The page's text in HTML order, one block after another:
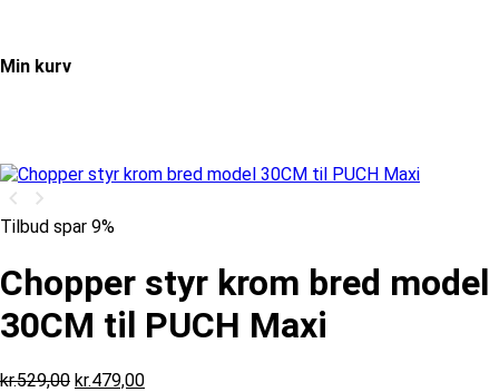
Min kurv
Tilbud spar 9%
Chopper styr krom bred model
30CM til PUCH Maxi
kr.529,00 Den
kr.479,00Den